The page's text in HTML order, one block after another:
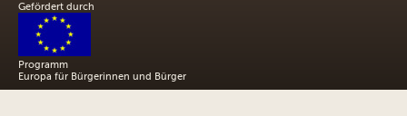
Gefördert durch
Programm
Europa für Bürgerinnen und Bürger